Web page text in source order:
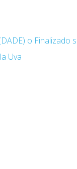
o Finalizado
Uva